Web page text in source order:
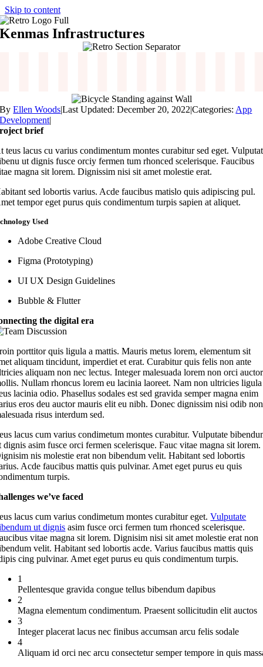
Skip to content
Kenmas Infrastructures
ByEllen Woods|Last Updated: December 20, 2022|Categories: App
Development|
brief
teus lacus cu varius condimentum montes curabitur sed eget.
ut dignis fusce orciy fermen tum rhonced scelerisque. Faucibus
magna sit lorem. Dignissim nisi sit amet molestie erat.
sed lobortis varius. Acde faucibus matislo quis adipiscing pul.
tempor eget purus quis condimentum turpis sapien at aliquet.
Used
Adobe Creative Cloud
Figma (Prototyping)
UI UX Design Guidelines
Bubble & Flutter
the digital era
porttitor quis ligula a mattis. Mauris metus lorem, elementum sit
aliquam tincidunt, imperdiet et erat. Curabitur quis felis non ante
aliquam non nec lectus. Integer malesuada lorem non orci auctor
Nullam rhoncus lorem eu lacinia laoreet. Nam non ultricies ligula
lacinia odio. Phasellus sodales est sed gravida semper magna enim
eros deu auctor mauris elit eu nibh. Donec dignissim nisi odib non
risus interdum sed.
lacus cum varius condimetum montes curabitur. Vulputate
dignis asim fusce orci fermen scelerisque. Fauc vitae magna sit lorem.
nis molestie erat non bibendum velit. Habitant sed lobortis
Acde faucibus mattis quis pulvinar. Amet eget purus eu quis
turpis.
we’ve faced
lacus cum varius condimetum montes curabitur eget.Vulputate
ut dignis asim fusce orci fermen tum rhonced scelerisque.
vitae magna sit lorem. Dignisim nisi sit amet molestie erat non
velit. Habitant sed lobortis acde. Varius faucibus mattis quis
cing pulvinar. Amet eget purus eu quis condimentum turpis.
1
Pellentesque gravida congue tellus bibendum dapibus
2
Magna elementum condimentum. Praesent sollicitudin elit auctos
3
Integer placerat lacus nec finibus accumsan arcu felis sodale
4
Aliquam id orci nec arcu consectetur semper tempore in quis